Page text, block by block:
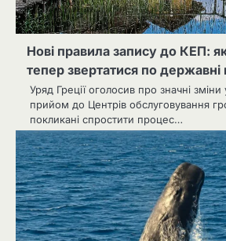
Нові правила запису до КЕП:
тепер звертатися по державні
Уряд Греції оголосив про значні
прийом до Центрів обслуговування
покликані спростити процес…